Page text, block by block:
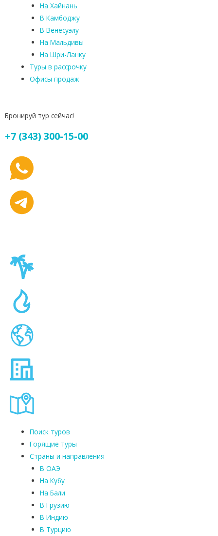
На Хайнань
В Камбоджу
В Венесуэлу
На Мальдивы
На Шри-Ланку
Туры в рассрочку
Офисы продаж
Бронируй тур сейчас!
+7 (343) 300-15-00
Поиск туров
Горящие туры
Страны и направления
В ОАЭ
На Кубу
На Бали
В Грузию
В Индию
В Турцию